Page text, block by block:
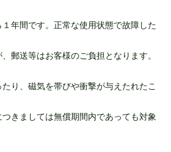
年間です。正常な使用状態で故障した
郵送等はお客様のご負担となります。
り、磁気を帯びや衝撃が与えたれたこ
きましては無償期間内であっても対象